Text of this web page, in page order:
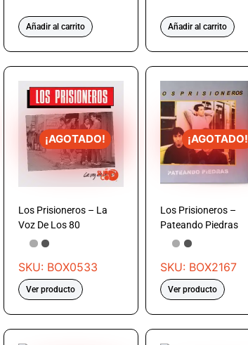
Añadir al carrito Añadir al carrito
¡AGOTADO!
Los Prisioneros – La
Voz De Los 80
SKU: BOX0533
Ver producto
¡AGOTADO!
Los Prisioneros –
Pateando Piedras
SKU: BOX2167
Ver producto